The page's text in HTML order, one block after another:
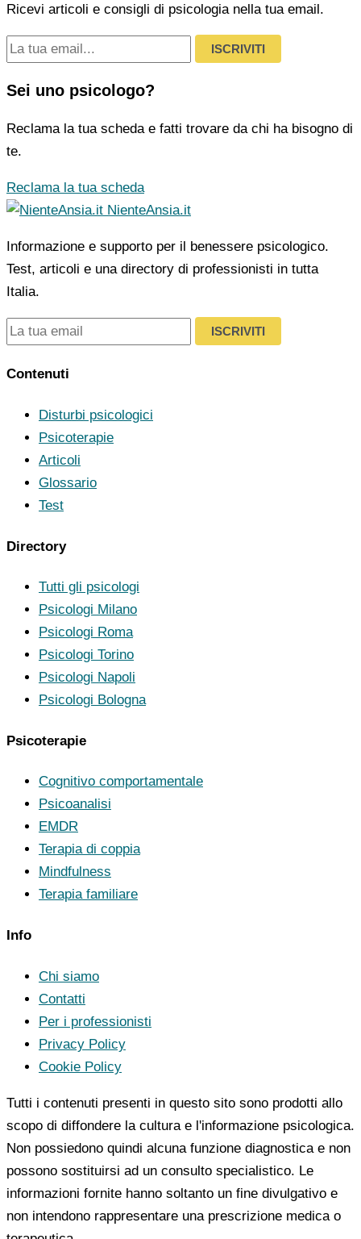
Ricevi articoli e consigli di psicologia nella tua email.
ISCRIVITI
Sei uno psicologo?
Reclama la tua scheda e fatti trovare da chi ha bisogno di
te.
Reclama la tua scheda
NienteAnsia.it
Informazione e supporto per il benessere psicologico.
Test, articoli e una directory di professionisti in tutta
Italia.
ISCRIVITI
Contenuti
Disturbi psicologici
Psicoterapie
Articoli
Glossario
Test
Directory
Tutti gli psicologi
Psicologi Milano
Psicologi Roma
Psicologi Torino
Psicologi Napoli
Psicologi Bologna
Psicoterapie
Cognitivo comportamentale
Psicoanalisi
EMDR
Terapia di coppia
Mindfulness
Terapia familiare
Info
Chi siamo
Contatti
Per i professionisti
Privacy Policy
Cookie Policy
Tutti i contenuti presenti in questo sito sono prodotti allo
scopo di diffondere la cultura e l'informazione psicologica.
Non possiedono quindi alcuna funzione diagnostica e non
possono sostituirsi ad un consulto specialistico. Le
informazioni fornite hanno soltanto un fine divulgativo e
non intendono rappresentare una prescrizione medica o